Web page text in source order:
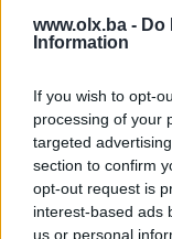
www.olx.ba - Do
Information
If you wish to opt-
processing of your
targeted
section to confirm
opt-out request is
interest-based ads
us or personal
grijanjem 2x100W
187x139cm
Novo
prije dan